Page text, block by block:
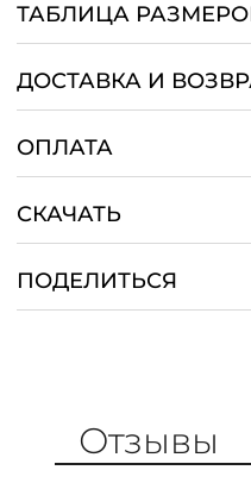
ТАБЛИЦА
ДОСТАВКА И
ОПЛАТА
СКАЧАТЬ
ПОДЕЛИТЬСЯ
Отзывы